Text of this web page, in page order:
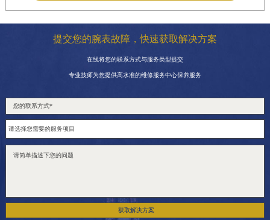
提交您的腕表故障，快速获取解决方案
在线将您的联系方式与服务类型提交
专业技师为您提供高水准的维修服务中心保养服务
获取解决方案